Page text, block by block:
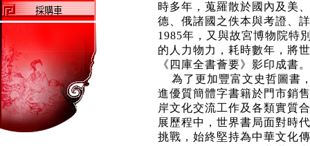
採購車
時多年，蒐羅散於國內及美
德、俄諸國之佚本與考證、
1985年，又與故宮博物院特
的人力物力，耗時數年，將
《四庫全書薈要》影印成書。
為了更加豐富文史哲圖書
進優質簡體字書籍於門市銷
岸文化交流工作及各類實質
展歷程中，世界書局面對時
挑戰，始終堅持為中華文化